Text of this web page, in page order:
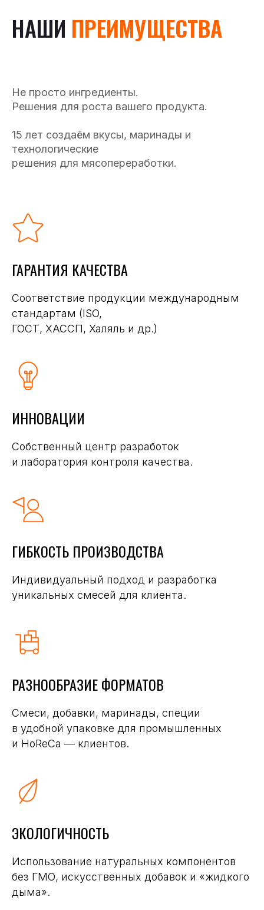
НАШИ ПРЕИМУЩЕСТВА
Не просто ингредиенты.
Решения для роста вашего продукта.
15 лет создаём вкусы, маринады и
технологические
решения для мясопереработки.
ГАРАНТИЯ КАЧЕСТВА
Соответствие продукции международным
стандартам (ISO,
ГОСТ, ХАССП, Халяль и др.)
ИННОВАЦИИ
Собственный центр разработок
и лаборатория контроля качества.
ГИБКОСТЬ ПРОИЗВОДСТВА
Индивидуальный подход и разработка
уникальных смесей для клиента.
РАЗНООБРАЗИЕ ФОРМАТОВ
Смеси, добавки, маринады, специи
в удобной упаковке для промышленных
и HoReCa — клиентов.
ЭКОЛОГИЧНОСТЬ
Использование натуральных компонентов
без ГМО, искусственных добавок и «жидкого
дыма».